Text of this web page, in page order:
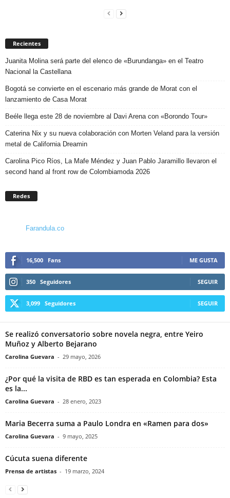
Recientes
Juanita Molina será parte del elenco de «Burundanga» en el Teatro
Nacional la Castellana
Bogotá se convierte en el escenario más grande de Morat con el
lanzamiento de Casa Morat
Beéle llega este 28 de noviembre al Davi Arena con «Borondo Tour»
Caterina Nix y su nueva colaboración con Morten Veland para la versión
metal de California Dreamin
Carolina Pico Ríos, La Mafe Méndez y Juan Pablo Jaramillo llevaron el
second hand al front row de Colombiamoda 2026
Redes
Farandula.co
16,500 Fans ME GUSTA
350 Seguidores SEGUIR
3,099 Seguidores SEGUIR
Se realizó conversatorio sobre novela negra, entre Yeiro
Muñoz y Alberto Bejarano
Carolina Guevara - 29 mayo, 2026
¿Por qué la visita de RBD es tan esperada en Colombia? Esta
es la...
Carolina Guevara - 28 enero, 2023
Maria Becerra suma a Paulo Londra en «Ramen para dos»
Carolina Guevara - 9 mayo, 2025
Cúcuta suena diferente
Prensa de artistas - 19 marzo, 2024